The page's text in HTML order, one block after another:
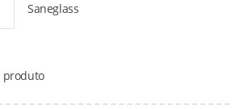
Saneglass
produto
do produto